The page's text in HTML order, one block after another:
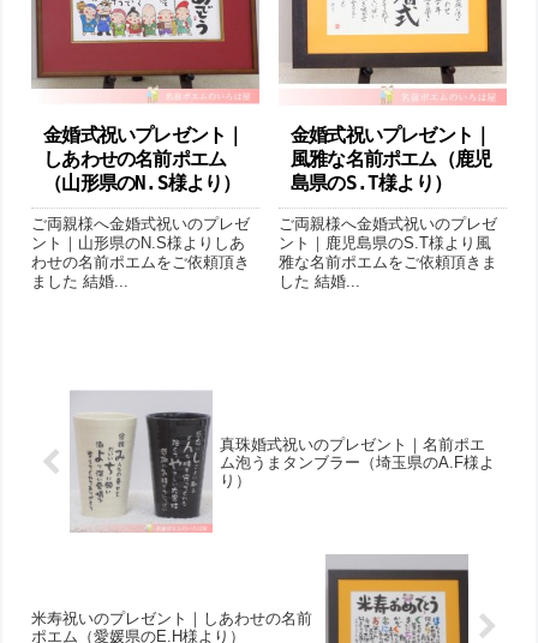
金婚式祝いプレゼント｜
しあわせの名前ポエム
（山形県のN.S様より ）
ご両親様へ金婚式祝いのプレゼ
ント｜山形県のN.S様よりしあ
わせの名前ポエムをご依頼頂き
ました 結婚...
金婚式祝いプレゼント｜
風雅な名前ポエム（鹿児
島県のS.T様より ）
ご両親様へ金婚式祝いのプレゼ
ント｜鹿児島県のS.T様より風
雅な名前ポエムをご依頼頂きま
した 結婚...
真珠婚式祝いのプレゼント｜名前ポエ
ム 泡うまタンブラー（埼玉県のA.F様よ
り ）
米寿祝いのプレゼント｜しあわせの名前
ポエム （愛媛県のE.H様より）